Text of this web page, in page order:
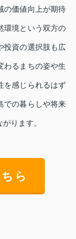
の価値向上が期待
環境という双方の
投資の選択肢も広
わるまちの姿や生
を感じられるはず
での暮らしや将来
ります。
ら